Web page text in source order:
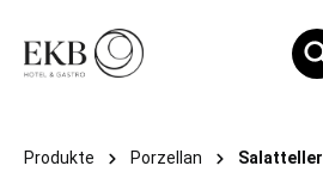
Produkte Porzellan Salatteller